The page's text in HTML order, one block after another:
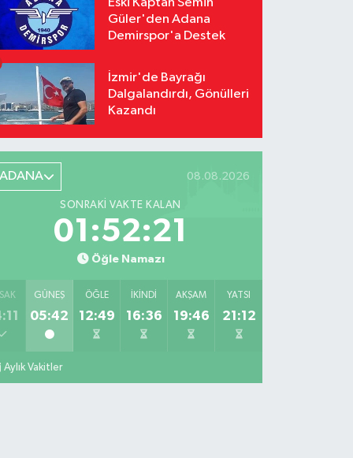
Güler'den Adana
Demirspor'a Destek
İzmir'de Bayrağı
Dalgalandırdı, Gönülleri
Kazandı
ADANA 08.08.2026
SONRAKI VAKTE KALAN
01:52:20
Öğle Namazı
GÜNEŞ
05:42
ÖĞLE
12:49
İKINDI
16:36
AKŞAM
19:46
YATSI
21:12
Aylık Vakitler